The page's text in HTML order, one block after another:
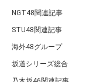
NGT48関連記事
STU48関連記事
海外48グループ
坂道シリーズ総合